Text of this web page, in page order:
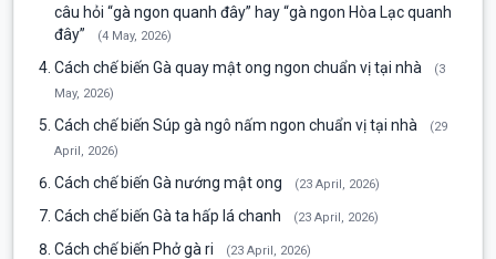
câu hỏi “gà ngon quanh đây” hay “gà ngon Hòa Lạc quanh
đây”
(4 May, 2026)
Cách chế biến Gà quay mật ong ngon chuẩn vị tại nhà
(3
May, 2026)
Cách chế biến Súp gà ngô nấm ngon chuẩn vị tại nhà
(29
April, 2026)
Cách chế biến Gà nướng mật ong (23 April, 2026)
Cách chế biến Gà ta hấp lá chanh (23 April, 2026)
Cách chế biến Phở gà ri (23 April, 2026)